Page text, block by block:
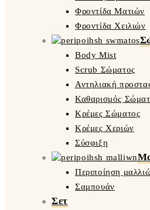
Φροντίδα Ματιών
Φροντίδα Χειλιών
Body Mist
Scrub Σώματος
Αντηλιακή
Καθαρισμός
Κρέμες Σώματος
Κρέμες Χεριών
Σύσφιξη
Περιποίηση
Σαμπουάν
Σετ